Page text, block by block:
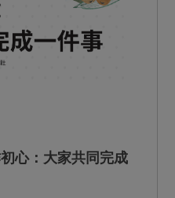
心：大家共同完成